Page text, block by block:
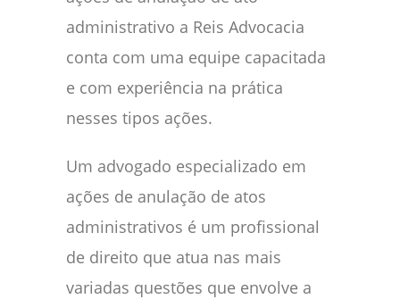
administrativo a Reis Advocacia
conta com uma equipe capacitada
e com experiência na prática
nesses tipos ações.
Um advogado especializado em
ações de anulação de atos
administrativos é um profissional
de direito que atua nas mais
variadas questões que envolve a